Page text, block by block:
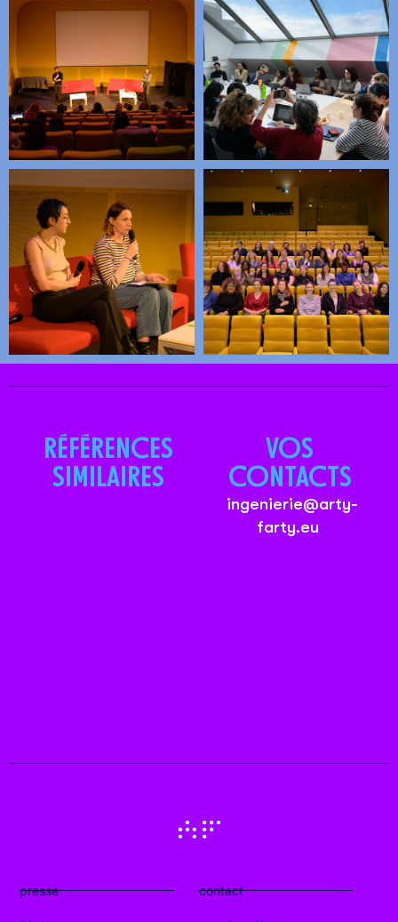
RÉFÉRENCES
SIMILAIRES
VOS
CONTACTS
ingenierie@arty-
farty.eu
presse contact